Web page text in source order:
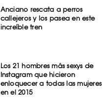
Anciano rescata a perros
callejeros y los pasea en este
increíble tren
Los 21 hombres más sexys de
Instagram que hicieron
enloquecer a todas las mujeres
en el 2015